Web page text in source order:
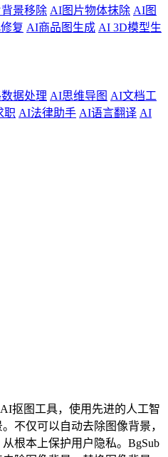
景移除 AI图片物体抹除 AI图
复 AI商品图生成 AI 3D模型生
据处理 AI思维导图 AI文档工
职 AI法律助手 AI语言翻译 AI
抠图工具，使用先进的人工智
不仅可以自动去除图像背景，
根本上保护用户隐私。BgSub